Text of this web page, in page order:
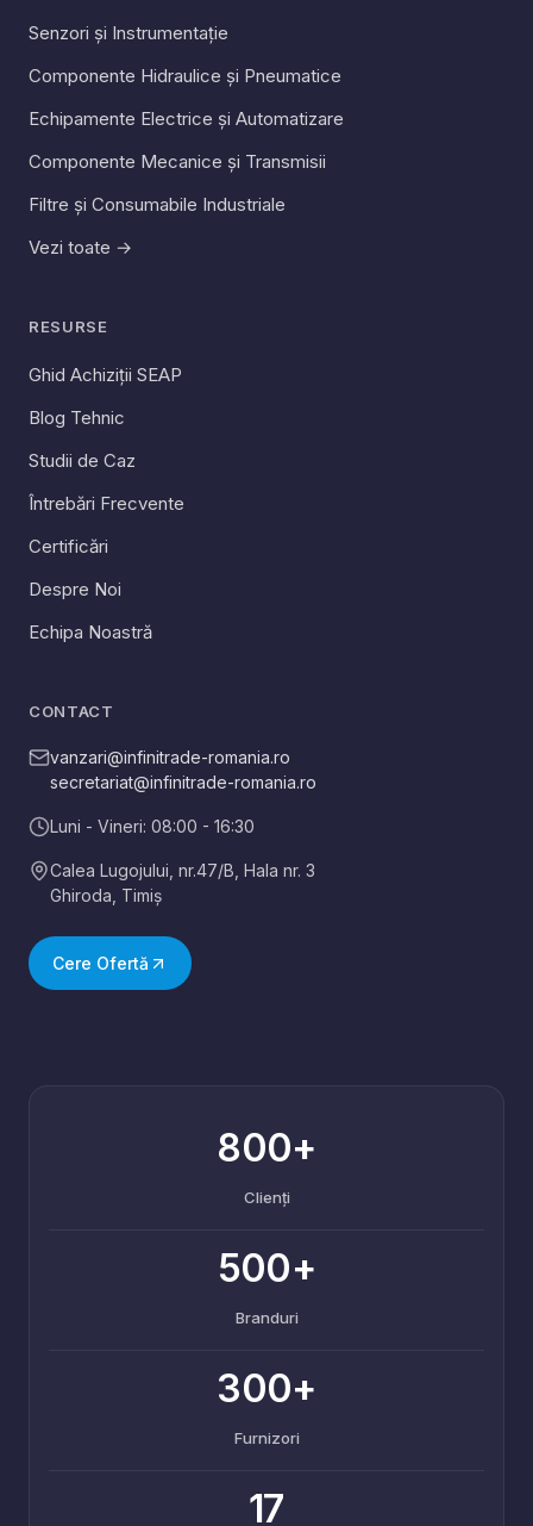
Senzori și Instrumentație
Componente Hidraulice și Pneumatice
Echipamente Electrice și Automatizare
Componente Mecanice și Transmisii
Filtre și Consumabile Industriale
Vezi toate →
RESURSE
Ghid Achiziții SEAP
Blog Tehnic
Studii de Caz
Întrebări Frecvente
Certificări
Despre Noi
Echipa Noastră
CONTACT
vanzari@infinitrade-romania.ro
secretariat@infinitrade-romania.ro
Luni - Vineri: 08:00 - 16:30
Calea Lugojului, nr.47/B, Hala nr. 3
Ghiroda Timiș
Cere Ofertă
800+
Clienți
500+
Branduri
300+
Furnizori
17